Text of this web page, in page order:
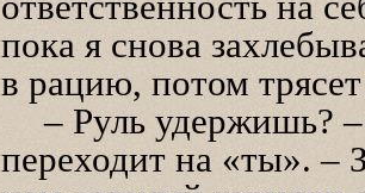
пока я снова
в рацию, потом
– Руль удержишь?
переходит на «ты». –